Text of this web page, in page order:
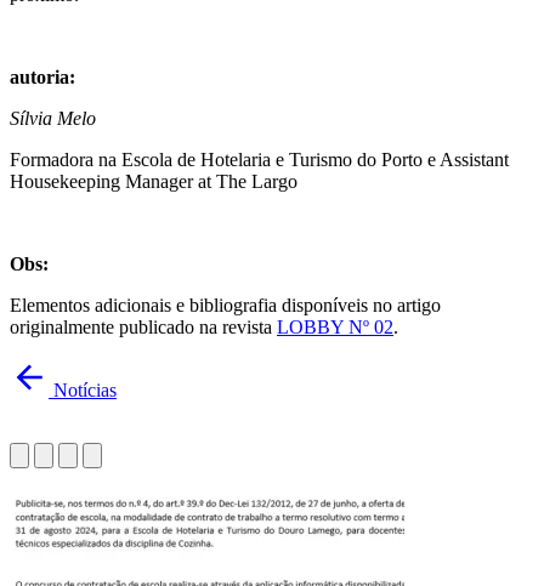
autoria:
Sílvia Melo
Formadora na Escola de Hotelaria e Turismo do Porto e Assistant
Housekeeping Manager at The Largo
Obs:
Elementos adicionais e bibliografia disponíveis no artigo
originalmente publicado na revista LOBBY Nº 02.
Notícias